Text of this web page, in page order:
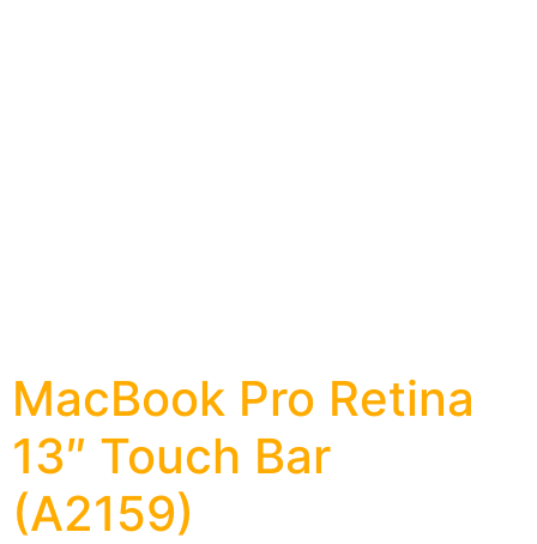
MacBook Pro Retina
13″ Touch Bar
(A2159)